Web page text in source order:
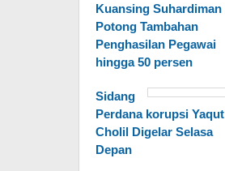
Kuansing Suhardiman
Potong Tambahan
Penghasilan Pegawai
hingga 50 persen
Sidang
Perdana korupsi Yaqut
Cholil Digelar Selasa
Depan